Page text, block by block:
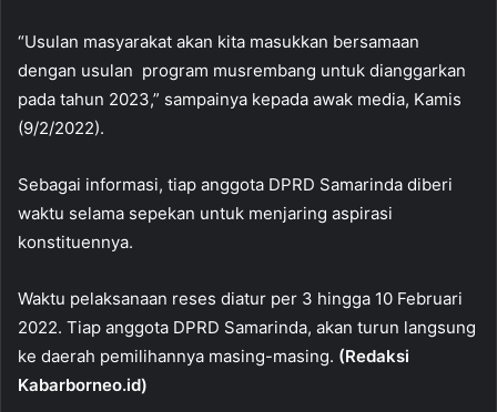
“Usulan masyarakat akan kita masukkan bersamaan
dengan usulan program musrembang untuk dianggarkan
pada tahun 2023,” sampainya kepada awak media, Kamis
(9/2/2022).
Sebagai informasi, tiap anggota DPRD Samarinda diberi
waktu selama sepekan untuk menjaring aspirasi
konstituennya.
Waktu pelaksanaan reses diatur per 3 hingga 10 Februari
2022. Tiap anggota DPRD Samarinda, akan turun langsung
ke daerah pemilihannya masing-masing. (Redaksi
Kabarborneo.id)